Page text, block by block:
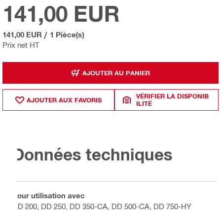
Prix net HT
141,00 EUR
141,00 EUR / 1 Pièce(s)
AJOUTER AU PANIER
AJOUTER AUX FAVORIS
VÉRIFIER LA DISPONIB
ILITÉ
Données techniques
Pour utilisation avec
DD 200, DD 250, DD 350-CA, DD 500-CA, DD 750-HY